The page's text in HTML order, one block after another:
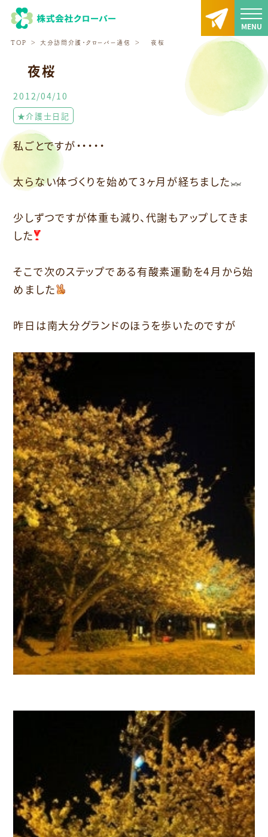
TOP 大分訪問介護・クローバー通信 夜桜
夜桜
2012/04/10
★介護士日記
私ごとですが・・・・・
太らない体づくりを始めて3ヶ月が経ちました
少しずつですが体重も減り、代謝もアップしてきま
した
そこで次のステップである有酸素運動を4月から始
めました
昨日は南大分グランドのほうを歩いたのですが